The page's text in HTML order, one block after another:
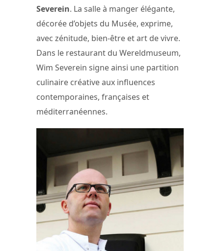
Severein. La salle à manger élégante,
décorée d’objets du Musée, exprime,
avec zénitude, bien-être et art de vivre.
Dans le restaurant du Wereldmuseum,
Wim Severein signe ainsi une partition
culinaire créative aux influences
contemporaines, françaises et
méditerranéennes.